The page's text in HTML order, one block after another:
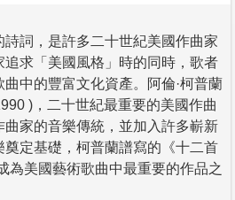
詞，是許多二十世紀美國作曲家
求「美國風格」時的同時，歌者
中的豐富文化資產。阿倫·柯普蘭
)，二十世紀最重要的美國作曲
家的音樂傳統，並加入許多嶄新
定基礎，柯普蘭譜寫的《十二首
為美國藝術歌曲中最重要的作品之